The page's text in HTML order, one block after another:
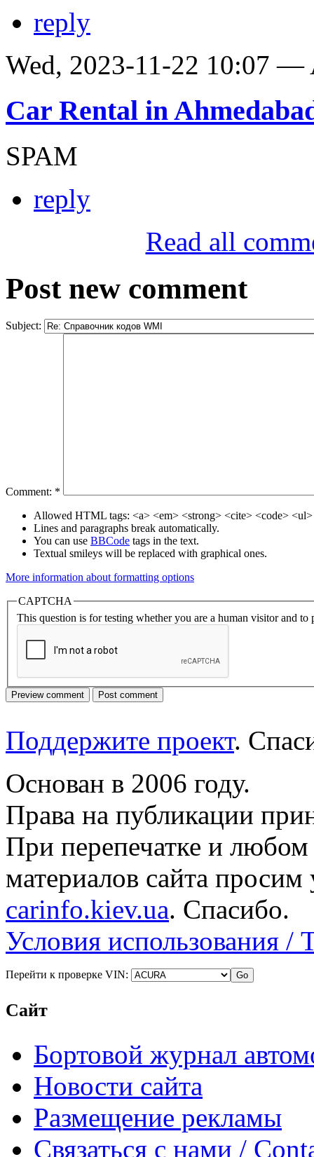
reply
Wed, 2023-11-22 10:07 —
Car Rental in
SPAM
reply
Read all
Post new comment
Subject:
Comment: *
Allowed HTML tags: <a> <em> <strong> <cite> <code>
Lines and paragraphs break automatically.
You can use BBCode tags in the text.
Textual smileys will be replaced with graphical ones.
More information about formatting options
CAPTCHA
This question is for testing whether you are a human visitor and to
Поддержите проект.
Основан в 2006 году.
Права на публикации
При перепечатке и
материалов сайта просим
carinfo.kiev.ua. Спасибо.
Условия использования /
Перейти к проверке VIN:
Сайт
Бортовой журнал
Новости сайта
Размещение рекламы
Связаться с нами /